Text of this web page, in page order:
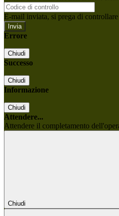
E-mail inviata, si prega di
Errore
Chiudi
Successo
Chiudi
Informazione
Chiudi
Attendere...
Attendere il completamento
Chiudi